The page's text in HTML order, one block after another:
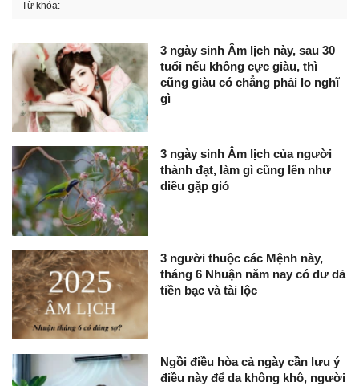
Từ khóa:
3 ngày sinh Âm lịch này, sau 30
tuổi nếu không cực giàu, thì
cũng giàu có chẳng phải lo nghĩ
gì
3 ngày sinh Âm lịch của người
thành đạt, làm gì cũng lên như
diều gặp gió
3 người thuộc các Mệnh này,
tháng 6 Nhuận năm nay có dư dả
tiền bạc và tài lộc
Ngồi điều hòa cả ngày cần lưu ý
điều này để da không khô, người